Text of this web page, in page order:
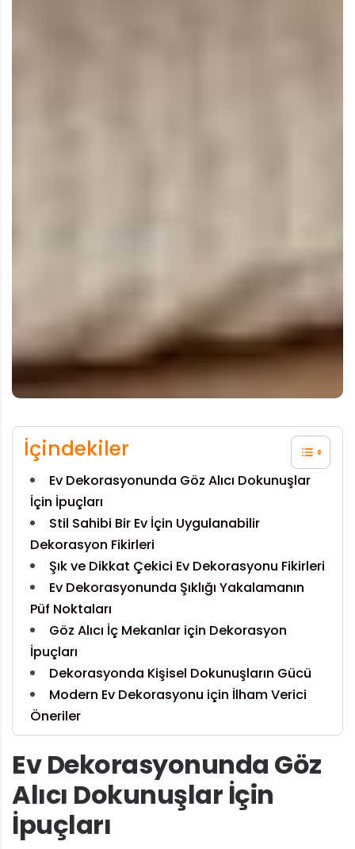
İçindekiler
Ev Dekorasyonunda Göz Alıcı Dokunuşlar
İçin İpuçları
Stil Sahibi Bir Ev İçin Uygulanabilir
Dekorasyon Fikirleri
Şık ve Dikkat Çekici Ev Dekorasyonu Fikirleri
Ev Dekorasyonunda Şıklığı Yakalamanın
Püf Noktaları
Göz Alıcı İç Mekanlar için Dekorasyon
İpuçları
Dekorasyonda Kişisel Dokunuşların Gücü
Modern Ev Dekorasyonu için İlham Verici
Öneriler
Ev Dekorasyonunda Göz
Alıcı Dokunuşlar İçin
İpuçları